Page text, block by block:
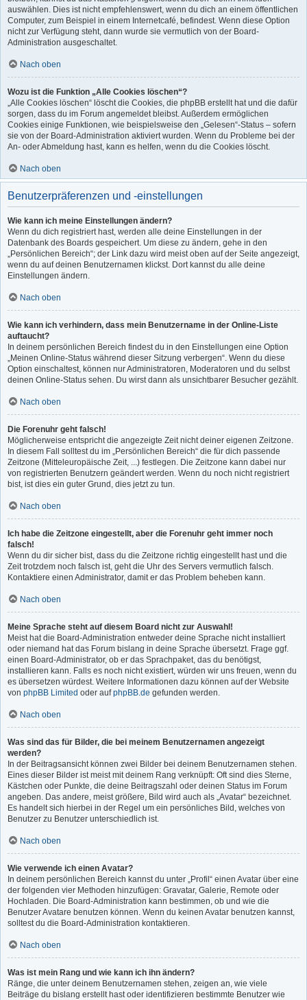
auswählen. Dies ist nicht empfehlenswert, wenn du dich an einem öffentlichen
Computer, zum Beispiel in einem Internetcafé, befindest. Wenn diese Option
nicht zur Verfügung steht, dann wurde sie vermutlich von der Board-
Administration ausgeschaltet.
Nach oben
Wozu ist die Funktion „Alle Cookies löschen“?
„Alle Cookies löschen“ löscht die Cookies, die phpBB erstellt hat und die dafür
sorgen, dass du im Forum angemeldet bleibst. Außerdem ermöglichen
Cookies einige Funktionen, wie beispielsweise den „Gelesen“-Status – sofern
sie von der Board-Administration aktiviert wurden. Wenn du Probleme bei der
An- oder Abmeldung hast, kann es helfen, wenn du die Cookies löscht.
Nach oben
Benutzerpräferenzen und -einstellungen
Wie kann ich meine Einstellungen ändern?
Wenn du dich registriert hast, werden alle deine Einstellungen in der
Datenbank des Boards gespeichert. Um diese zu ändern, gehe in den
„Persönlichen Bereich“; der Link dazu wird meist oben auf der Seite angezeigt,
wenn du auf deinen Benutzernamen klickst. Dort kannst du alle deine
Einstellungen ändern.
Nach oben
Wie kann ich verhindern, dass mein Benutzername in der Online-Liste
auftaucht?
In deinem persönlichen Bereich findest du in den Einstellungen eine Option
„Meinen Online-Status während dieser Sitzung verbergen“. Wenn du diese
Option einschaltest, können nur Administratoren, Moderatoren und du selbst
deinen Online-Status sehen. Du wirst dann als unsichtbarer Besucher gezählt.
Nach oben
Die Forenuhr geht falsch!
Möglicherweise entspricht die angezeigte Zeit nicht deiner eigenen Zeitzone.
In diesem Fall solltest du im „Persönlichen Bereich“ die für dich passende
Zeitzone (Mitteleuropäische Zeit, ...) festlegen. Die Zeitzone kann dabei nur
von registrierten Benutzern geändert werden. Wenn du noch nicht registriert
bist, ist dies ein guter Grund, dies jetzt zu tun.
Nach oben
Ich habe die Zeitzone eingestellt, aber die Forenuhr geht immer noch
falsch!
Wenn du dir sicher bist, dass du die Zeitzone richtig eingestellt hast und die
Zeit trotzdem noch falsch ist, geht die Uhr des Servers vermutlich falsch.
Kontaktiere einen Administrator, damit er das Problem beheben kann.
Nach oben
Meine Sprache steht auf diesem Board nicht zur Auswahl!
Meist hat die Board-Administration entweder deine Sprache nicht installiert
oder niemand hat das Forum bislang in deine Sprache übersetzt. Frage ggf.
einen Board-Administrator, ob er das Sprachpaket, das du benötigst,
installieren kann. Falls es noch nicht existiert, würden wir uns freuen, wenn du
es übersetzen würdest. Weitere Informationen dazu können auf der Website
von phpBB Limited oder aufphpBB.de gefunden werden.
Nach oben
Was sind das für Bilder, die bei meinem Benutzernamen angezeigt
werden?
In der Beitragsansicht können zwei Bilder bei deinem Benutzernamen stehen.
Eines dieser Bilder ist meist mit deinem Rang verknüpft: Oft sind dies Sterne,
Kästchen oder Punkte, die deine Beitragszahl oder deinen Status im Forum
angeben. Das andere, meist größere, Bild wird auch als „Avatar“ bezeichnet.
Es handelt sich hierbei in der Regel um ein persönliches Bild, welches von
Benutzer zu Benutzer unterschiedlich ist.
Nach oben
Wie verwende ich einen Avatar?
In deinem persönlichen Bereich kannst du unter „Profil“ einen Avatar über eine
der folgenden vier Methoden hinzufügen: Gravatar, Galerie, Remote oder
Hochladen. Die Board-Administration kann bestimmen, ob und wie die
Benutzer Avatare benutzen können. Wenn du keinen Avatar benutzen kannst,
solltest du die Board-Administration kontaktieren.
Nach oben
Was ist mein Rang und wie kann ich ihn ändern?
Ränge, die unter deinem Benutzernamen stehen, zeigen an, wie viele
Beiträge du bislang erstellt hast oder identifizieren bestimmte Benutzer wie